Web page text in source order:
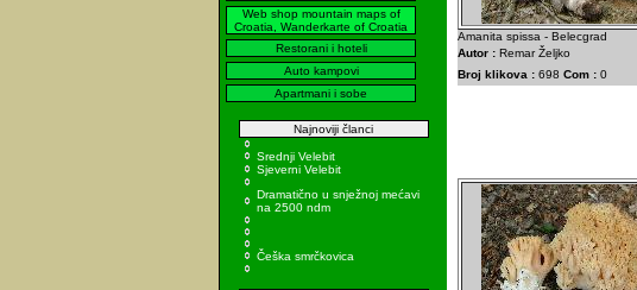
Web shop mountain maps of
Croatia, Wanderkarte of Croatia
Restorani i hoteli
Auto kampovi
Apartmani i sobe
Najnoviji članci
Srednji Velebit
Sjeverni Velebit
Dramatično u snježnoj mećavi
na 2500 ndm
Češka smrčkovica
Amanita spissa - Belecgrad
Autor : Remar Željko
Broj klikova : 698 Com : 0